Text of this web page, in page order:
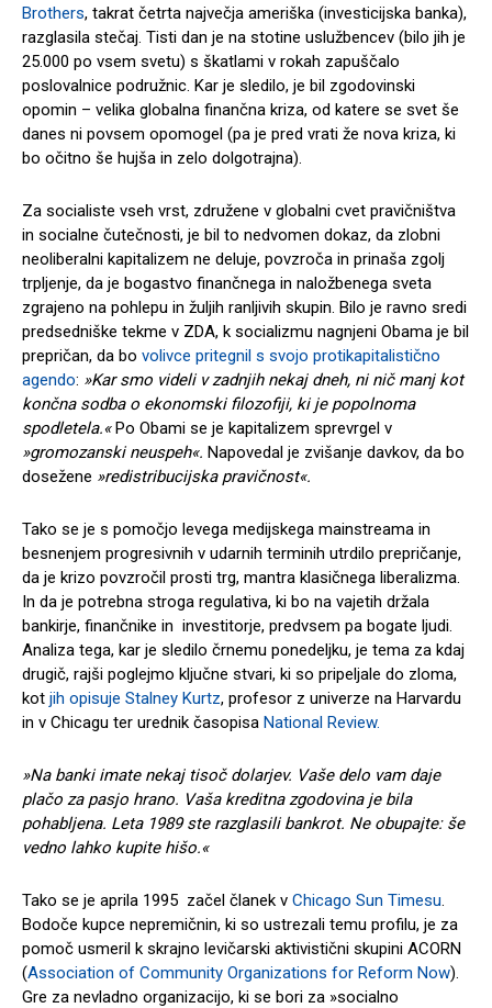
Brothers, takrat četrta največja ameriška (investicijska banka),
razglasila stečaj. Tisti dan je na stotine uslužbencev (bilo jih je
25.000 po vsem svetu) s škatlami v rokah zapuščalo
poslovalnice podružnic. Kar je sledilo, je bil zgodovinski
opomin – velika globalna finančna kriza, od katere se svet še
danes ni povsem opomogel (pa je pred vrati že nova kriza, ki
bo očitno še hujša in zelo dolgotrajna).
Za socialiste vseh vrst, združene v globalni cvet pravičništva
in socialne čutečnosti, je bil to nedvomen dokaz, da zlobni
neoliberalni kapitalizem ne deluje, povzroča in prinaša zgolj
trpljenje, da je bogastvo finančnega in naložbenega sveta
zgrajeno na pohlepu in žuljih ranljivih skupin. Bilo je ravno sredi
predsedniške tekme v ZDA, k socializmu nagnjeni Obama je bil
prepričan, da bo volivce pritegnil s svojo protikapitalistično
agendo: »Kar smo videli v zadnjih nekaj dneh, ni nič manj kot
končna sodba o ekonomski filozofiji, ki je popolnoma
spodletela.«Po Obami se je kapitalizem sprevrgel v
»gromozanski neuspeh«. Napovedal je zvišanje davkov, da bo
dosežene »redistribucijska pravičnost«.
Tako se je s pomočjo levega medijskega mainstreama in
besnenjem progresivnih v udarnih terminih utrdilo prepričanje,
da je krizo povzročil prosti trg, mantra klasičnega liberalizma.
In da je potrebna stroga regulativa, ki bo na vajetih držala
bankirje, finančnike in investitorje, predvsem pa bogate ljudi.
Analiza tega, kar je sledilo črnemu ponedeljku, je tema za kdaj
drugič, rajši poglejmo ključne stvari, ki so pripeljale do zloma,
kot jih opisuje Stalney Kurtz, profesor z univerze na Harvardu
in v Chicagu ter urednik časopisa National Review.
»Na banki imate nekaj tisoč dolarjev. Vaše delo vam daje
plačo za pasjo hrano. Vaša kreditna zgodovina je bila
pohabljena. Leta 1989 ste razglasili bankrot. Ne obupajte: še
vedno lahko kupite hišo.«
Tako se je aprila 1995 začel članek v Chicago Sun Timesu.
Bodoče kupce nepremičnin, ki so ustrezali temu profilu, je za
pomoč usmeril k skrajno levičarski aktivistični skupini ACORN
(Association of Community Organizations for Reform Now).
Gre za nevladno organizacijo, ki se bori za »socialno